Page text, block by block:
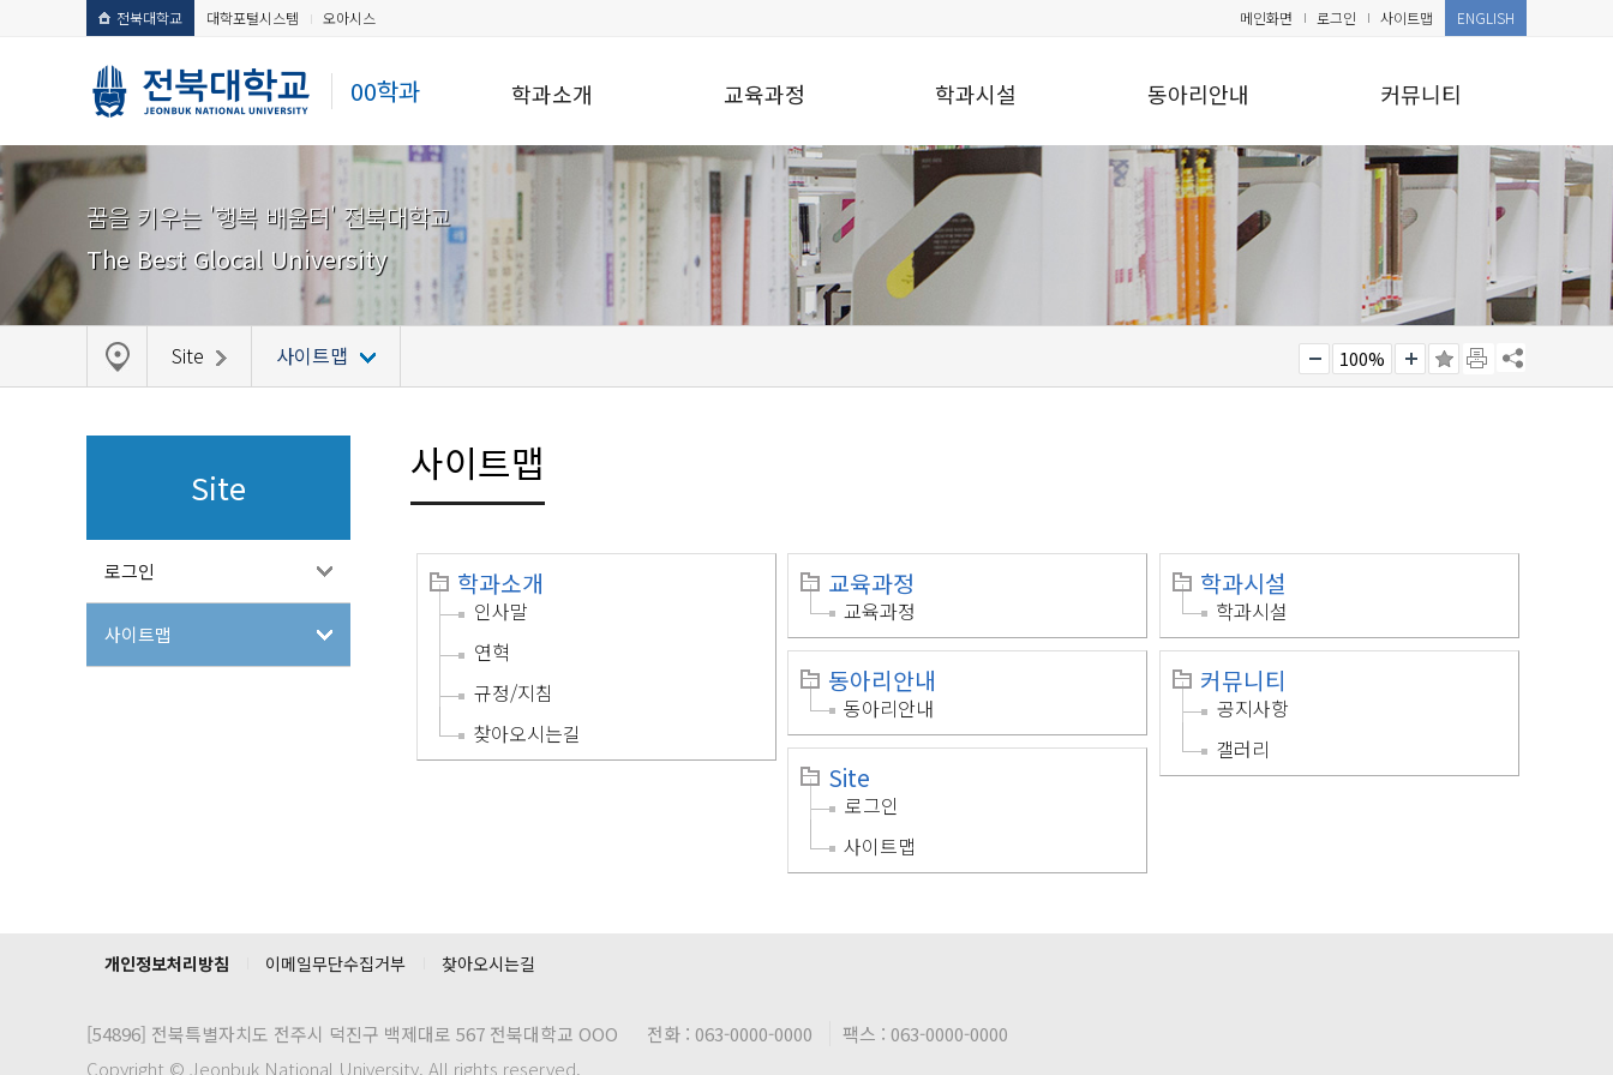
전북대학교 대학포털시스템 오아시스
00학과
메인화면 로그인 사이트맵 ENGLISH
학과소개 교육과정 학과시설 동아리안내 커뮤니티
꿈을 키우는 '행복 배움터' 전북대학교
The Best Glocal University
Site 사이트맵 100%
Site
로그인
사이트맵
사이트맵
학과소개
인사말
연혁
규정/지침
찾아오시는길
교육과정
교육과정
학과시설
학과시설
동아리안내
동아리안내
커뮤니티
공지사항
갤러리
Site
로그인
사이트맵
개인정보처리방침 이메일무단수집거부 찾아오시는길
[54896] 전북특별자치도 전주시 덕진구 백제대로 567 전북대학교 OOO 전화 : 063-0000-0000
팩스 : 063-0000-0000
Copyright © Jeonbuk National University. All rights reserved.